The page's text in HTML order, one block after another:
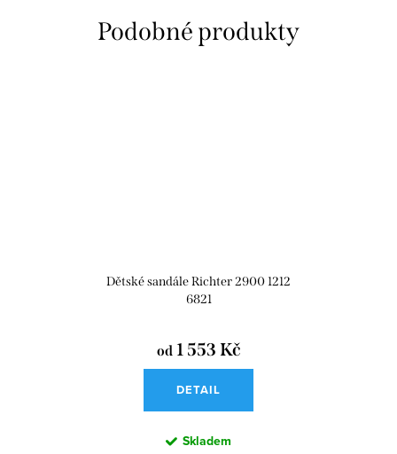
Dětské sandále Richter 2900 1212
6821
od1 553 Kč
DETAIL
Skladem